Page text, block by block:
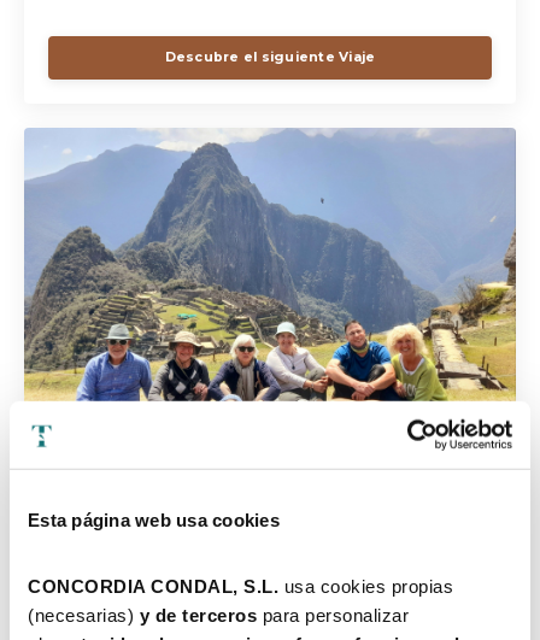
Esta página web usa cookies
CONCORDIA CONDAL, S.L. usa cookies propias
(necesarias) y de terceros para personalizar
Descubre el siguiente Viaje
VIAJES ANTERIORES
Ed. nº 1: Riviera Maya
Ed. nº 2: